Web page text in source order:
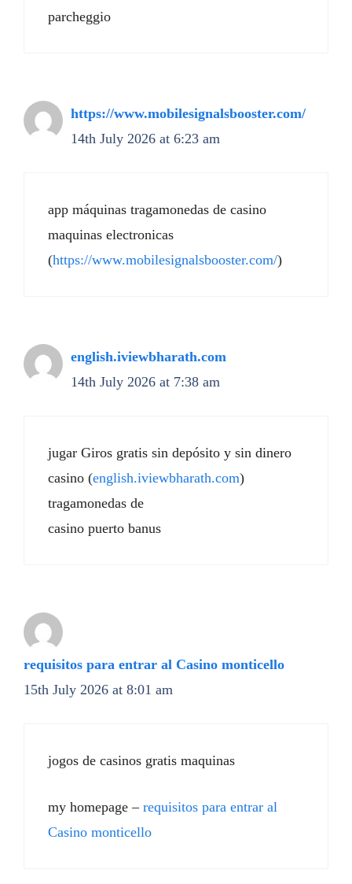
parcheggio
https://www.mobilesignalsbooster.com/
14th July 2026 at 6:23 am
app máquinas tragamonedas de casino
maquinas electronicas
(https://www.mobilesignalsbooster.com/)
english.iviewbharath.com
14th July 2026 at 7:38 am
jugar Giros gratis sin depósito y sin dinero
casino (english.iviewbharath.com)
tragamonedas de
casino puerto banus
requisitos para entrar al Casino monticello
15th July 2026 at 8:01 am
jogos de casinos gratis maquinas
my homepage – requisitos para entrar al
Casino monticello